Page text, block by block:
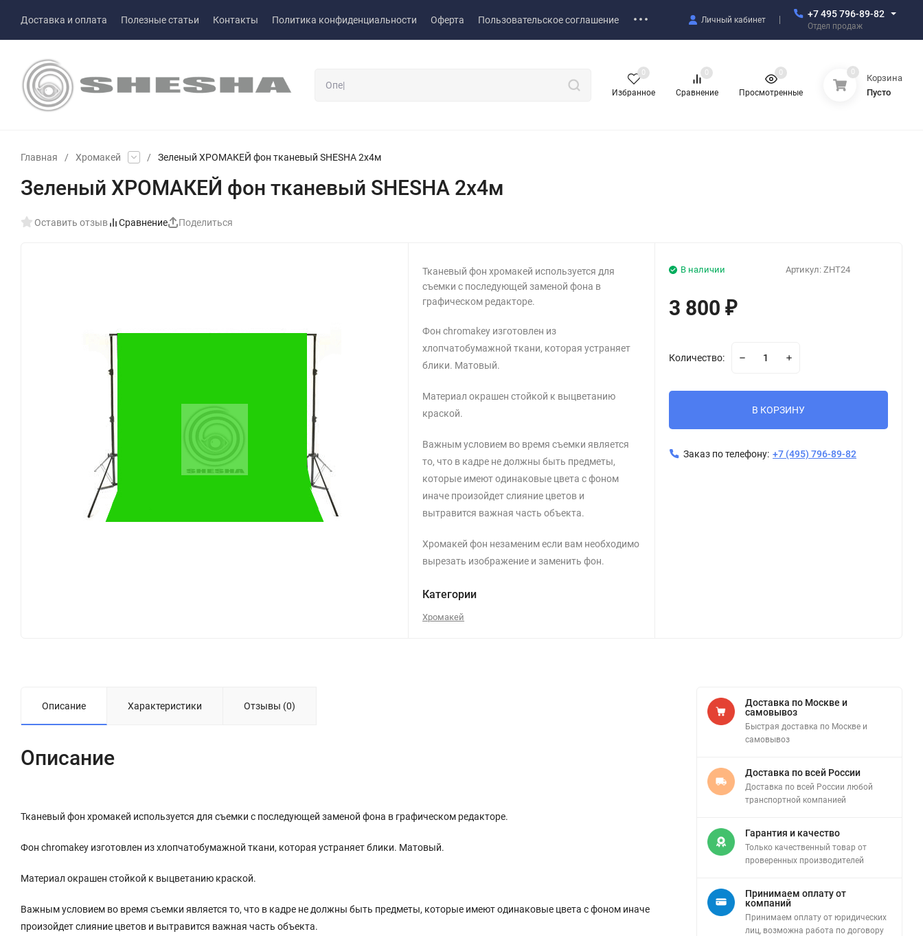
Доставка и оплата Полезные статьи Контакты Политика конфиденциальности Оферта Пользовательское соглашение Личный кабинет
+7 495 796-89-82
Отдел продаж
Избранное
0
Сравнение
0
Просмотренные
0 0
Корзина
Пусто
Главная / Хромакей / Зеленый ХРОМАКЕЙ фон тканевый SHESHA 2х4м
Зеленый ХРОМАКЕЙ фон тканевый SHESHA 2х4м
Оставить отзыв Сравнение Поделиться
Тканевый фон хромакей используется для
съемки с последующей заменой фона в
графическом редакторе.
Фон chromakey изготовлен из
хлопчатобумажной ткани, которая устраняет
блики. Матовый.
Материал окрашен стойкой к выцветанию
краской.
Важным условием во время съемки является
то, что в кадре не должны быть предметы,
которые имеют одинаковые цвета с фоном
иначе произойдет слияние цветов и
вытравится важная часть объекта.
Хромакей фон незаменим если вам необходимо
вырезать изображение и заменить фон.
Категории
Хромакей
Артикул: ZHT24
В наличии
3 800₽
Количество:
В КОРЗИНУ
Заказ по телефону: +7 (495) 796-89-82
Описание Характеристики Отзывы (0)
Описание
Тканевый фон хромакей используется для съемки с последующей заменой фона в графическом редакторе.
Фон chromakey изготовлен из хлопчатобумажной ткани, которая устраняет блики. Матовый.
Материал окрашен стойкой к выцветанию краской.
Важным условием во время съемки является то, что в кадре не должны быть предметы, которые имеют одинаковые цвета с фоном иначе
произойдет слияние цветов и вытравится важная часть объекта.
Доставка по Москве и
самовывоз
Быстрая доставка по Москве и
самовывоз
Доставка по всей России
Доставка по всей России любой
транспортной компанией
Гарантия и качество
Только качественный товар от
проверенных производителей
Принимаем оплату от
компаний
Принимаем оплату от юридических
лиц, возможна работа по договору